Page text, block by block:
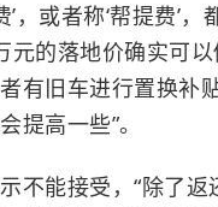
，或者称‘帮提费’
元的落地价确实可
有旧车进行置换补
提高一些”。
不能接受，“除了